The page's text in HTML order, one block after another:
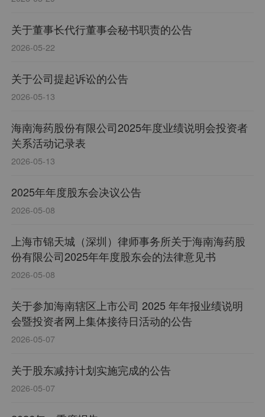
关于董事长代行董事会秘书职责的公告
2026-05-22
关于公司提起诉讼的公告
2026-05-13
海南海药股份有限公司2025年度业绩说明会投资者
关系活动记录表
2026-05-13
2025年年度股东会决议公告
2026-05-08
上海市锦天城（深圳）律师事务所关于海南海药股
份有限公司2025年年度股东会的法律意见书
2026-05-08
关于参加海南辖区上市公司 2025 年年报业绩说明
会暨投资者网上集体接待日活动的公告
2026-05-07
关于股东减持计划实施完成的公告
2026-05-07